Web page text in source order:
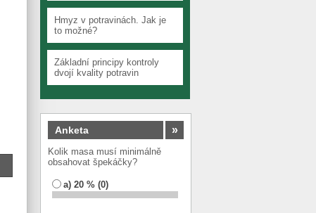
Hmyz v potravinách. Jak je
to možné?
Základní principy kontroly
dvojí kvality potravin
Anketa »
Kolik masa musí minimálně
obsahovat špekáčky?
a) 20 % (0)